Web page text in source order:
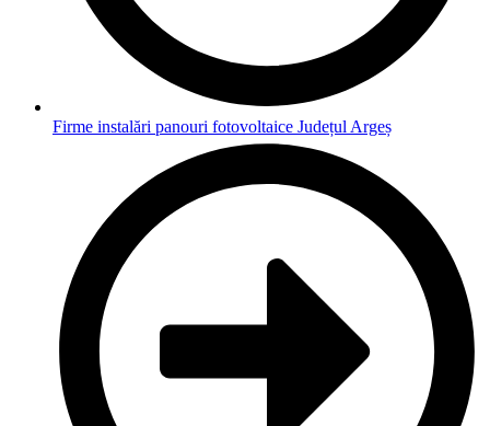
Firme instalări panouri fotovoltaice Județul Argeș